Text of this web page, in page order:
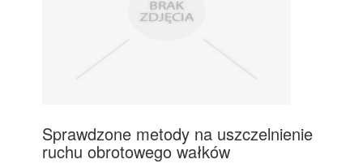
Sprawdzone metody na uszczelnienie
ruchu obrotowego wałków